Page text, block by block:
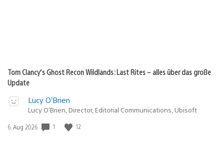
Tom Clancy’s Ghost Recon Wildlands: Last Rites – alles über das große
Update
Lucy O’Brien
Lucy O’Brien, Director, Editorial Communications, Ubisoft
Veröffentlichungsdatum:
6. Aug 2026 1 12